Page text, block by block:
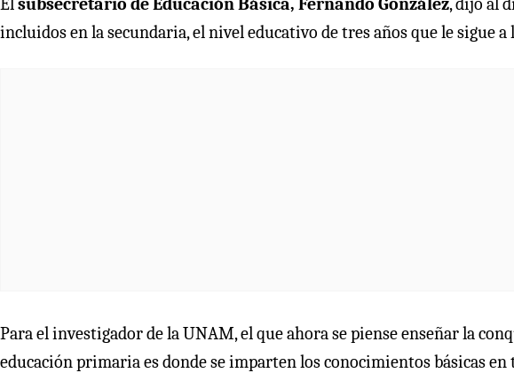
incluidos en la secundaria, el nivel educativo de tres años que le sigue
Para el investigador de la UNAM, el que ahora se piense enseñar la
educación primaria es donde se imparten los conocimientos básicas en